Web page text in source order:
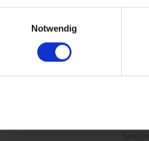
Notwendig